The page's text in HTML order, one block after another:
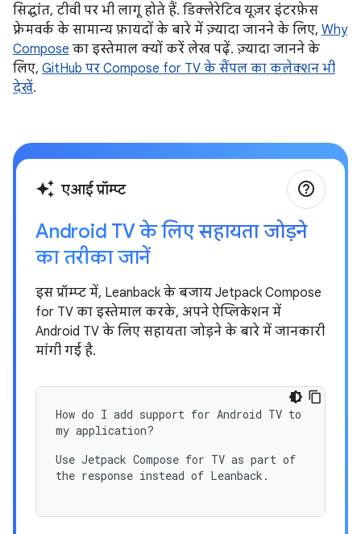
सिद्धांत, टीवी पर भी लागू होते हैं. डिक्लेरेटिव यूज़र इंटरफ़ेस
फ़्रेमवर्क के सामान्य फ़ायदों के बारे में ज़्यादा जानने के लिए, Why
Compose का इस्तेमाल क्यों करें लेख पढ़ें. ज़्यादा जानने के
लिए, GitHub पर Compose for TV के सैंपल का कलेक्शन भी
देखें.
auto_awesome एआई प्रॉम्प्ट
Android TV के लिए सहायता जोड़ने
का तरीका जानें
इस प्रॉम्प्ट में, Leanback के बजाय Jetpack Compose
for TV का इस्तेमाल करके, अपने ऐप्लिकेशन में
Android TV के लिए सहायता जोड़ने के बारे में जानकारी
मांगी गई है.
How do I add support for Android TV to
my application?
Use Jetpack Compose for TV as part of
the response instead of Leanback.
help_outline